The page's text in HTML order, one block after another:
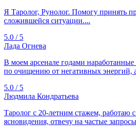
Я Таролог, Рунолог. Помогу принять
сложившейся ситуации....
5.0 / 5
Лада Огнева
В моем арсенале годами
по очищению от негативных энергий,
5.0 / 5
Людмила Кондратьева
Таролог с 20‑летним стажем, работаю
ясновидения, отвечу на частые